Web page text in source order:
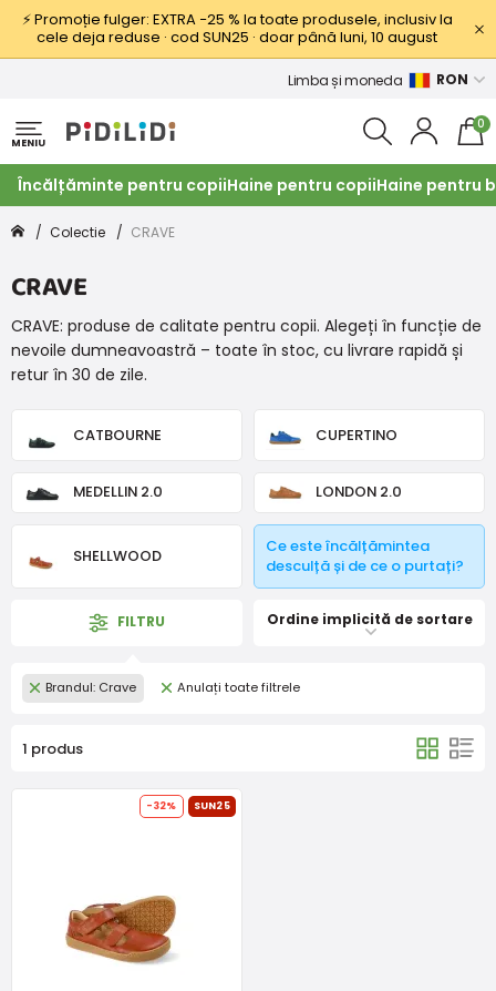
⚡ Promoție fulger: EXTRA −25 % la toate produsele, inclusiv la
cele deja reduse · cod SUN25 · doar până luni, 10 august
Limba și moneda RON
MENIU
0
Încălțăminte pentru copiiHaine pentru copiiHaine pentru
Colectie CRAVE
CRAVE
CRAVE: produse de calitate pentru copii. Alegeți în funcție de
nevoile dumneavoastră – toate în stoc, cu livrare rapidă și
retur în 30 de zile.
CATBOURNE CUPERTINO
MEDELLIN 2.0 LONDON 2.0
SHELLWOOD
Ce este încălțămintea
desculță și de ce o purtați?
FILTRU Ordine implicită de sortare
Brandul: Crave Anulați toate filtrele
1 produs
-32% SUN25